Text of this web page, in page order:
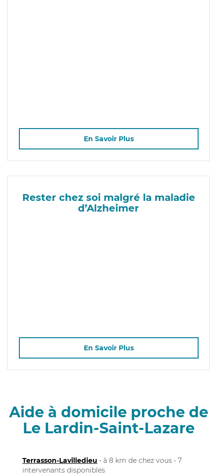
En Savoir Plus
Rester chez soi malgré la maladie
d’Alzheimer
En Savoir Plus
Aide à domicile proche de
Le Lardin-Saint-Lazare
Terrasson-Lavilledieu • à 8 km de chez vous • 7
intervenants disponibles